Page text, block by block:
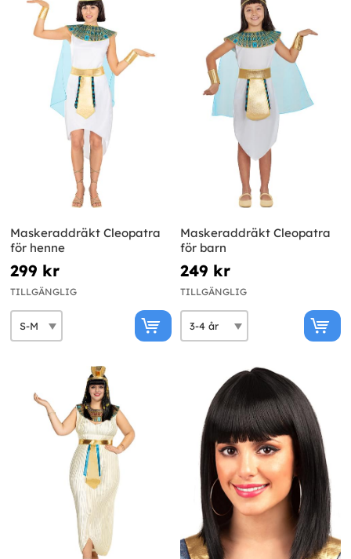
Maskeraddräkt Cleopatra
för henne
299 kr
TILLGÄNGLIG
Maskeraddräkt Cleopatra
för barn
249 kr
TILLGÄNGLIG